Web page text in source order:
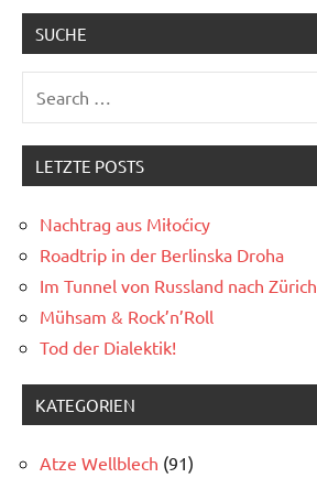
SUCHE
LETZTE POSTS
Nachtrag aus Miłoćicy
Roadtrip in der Berlinska Droha
Im Tunnel von Russland nach Zürich
Mühsam & Rock’n’Roll
Tod der Dialektik!
KATEGORIEN
Atze Wellblech (91)